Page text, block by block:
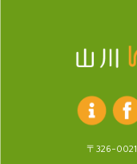
〒326-0021